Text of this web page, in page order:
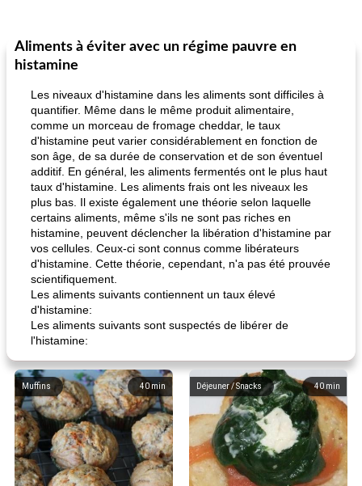
Aliments à éviter avec un régime pauvre en
histamine
Les niveaux d'histamine dans les aliments sont difficiles à
quantifier. Même dans le même produit alimentaire,
comme un morceau de fromage cheddar, le taux
d'histamine peut varier considérablement en fonction de
son âge, de sa durée de conservation et de son éventuel
additif. En général, les aliments fermentés ont le plus haut
taux d'histamine. Les aliments frais ont les niveaux les
plus bas. Il existe également une théorie selon laquelle
certains aliments, même s'ils ne sont pas riches en
histamine, peuvent déclencher la libération d'histamine par
vos cellules. Ceux-ci sont connus comme libérateurs
d'histamine. Cette théorie, cependant, n'a pas été prouvée
scientifiquement.
Les aliments suivants contiennent un taux élevé
d'histamine:
Les aliments suivants sont suspectés de libérer de
l'histamine:
40 min
Muffins 40 min
Déjeuner / Snacks